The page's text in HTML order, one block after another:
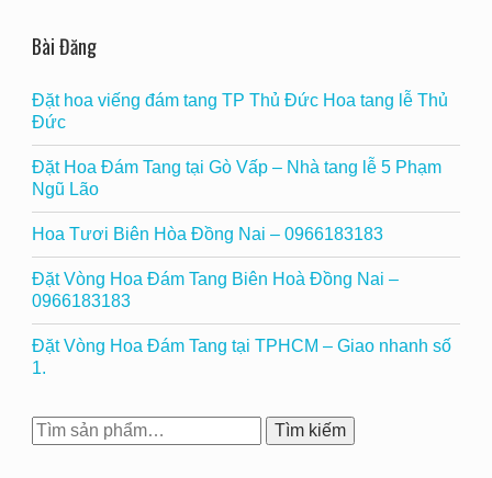
Bài Đăng
Đặt hoa viếng đám tang TP Thủ Đức Hoa tang lễ Thủ
Đức
Đặt Hoa Đám Tang tại Gò Vấp – Nhà tang lễ 5 Phạm
Ngũ Lão
Hoa Tươi Biên Hòa Đồng Nai – 0966183183
Đặt Vòng Hoa Đám Tang Biên Hoà Đồng Nai –
0966183183
Đặt Vòng Hoa Đám Tang tại TPHCM – Giao nhanh số
1.
Tìm
kiếm:
Tìm kiếm